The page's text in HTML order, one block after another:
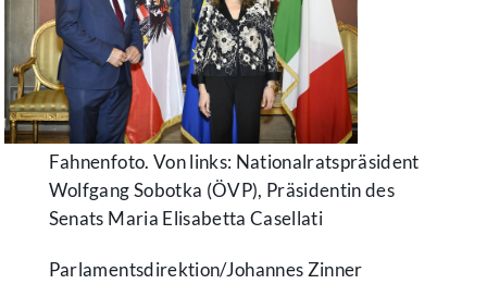
Fahnenfoto. Von links: Nationalratspräsident
Wolfgang Sobotka (ÖVP), Präsidentin des
Senats Maria Elisabetta Casellati
Parlamentsdirektion/​Johannes Zinner